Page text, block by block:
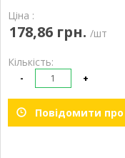
Ціна :
178,86 грн. /шт
Кількість:
- +
Повідомити про